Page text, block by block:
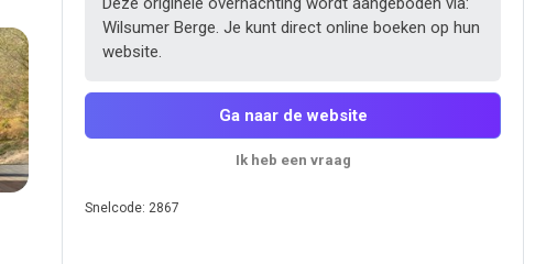
Wilsumer Berge. Je kunt direct online boeken op hun
website.
Ga naar de website
Ik heb een vraag
Snelcode: 2867